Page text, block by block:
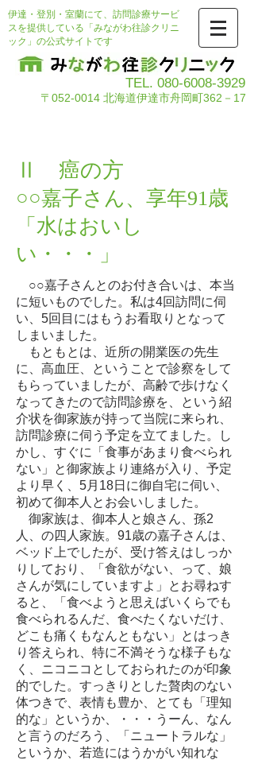
伊達・登別・室蘭にて、訪問診療サービ
スを提供している「みながわ往診クリニ
ック」の公式サイトです
TEL. 080-6008-3929
〒052-0014 北海道伊達市舟岡町362－17
Ⅱ 癌の方
○○嘉子さん、享年91歳
「水はおいし
い・・・」
○○嘉子さんとのお付き合いは、本当
に短いものでした。私は4回訪問に伺
い、5回目にはもうお看取りとなって
しまいました。
もともとは、近所の開業医の先生
に、高血圧、ということで診察をして
もらっていましたが、高齢で歩けなく
なってきたので訪問診療を、という紹
介状を御家族が持って当院に来られ、
訪問診療に伺う予定を立てました。し
かし、すぐに「食事があまり食べられ
ない」と御家族より連絡が入り、予定
より早く、5月18日に御自宅に伺い、
初めて御本人とお会いしました。
御家族は、御本人と娘さん、孫2
人、の四人家族。91歳の嘉子さんは、
ベッド上でしたが、受け答えはしっか
りしており、「食欲がない、って、娘
さんが気にしていますよ」とお尋ねす
ると、「食べようと思えばいくらでも
食べられるんだ、食べたくないだけ、
どこも痛くもなんともない」とはっき
り答えられ、特に不満そうな様子もな
く、ニコニコとしておられたのが印象
的でした。すっきりとした贅肉のない
体つきで、表情も豊か、とても「理知
的な」というか、・・・うーん、なん
と言うのだろう、「ニュートラルな」
というか、若造にはうかがい知れな